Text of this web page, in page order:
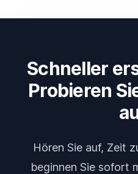
Schneller
Probieren
Hören Sie auf, Zeit
beginnen Sie sofort